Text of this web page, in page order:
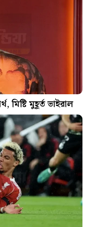
মিষ্টি মুহূর্ত ভাইরাল